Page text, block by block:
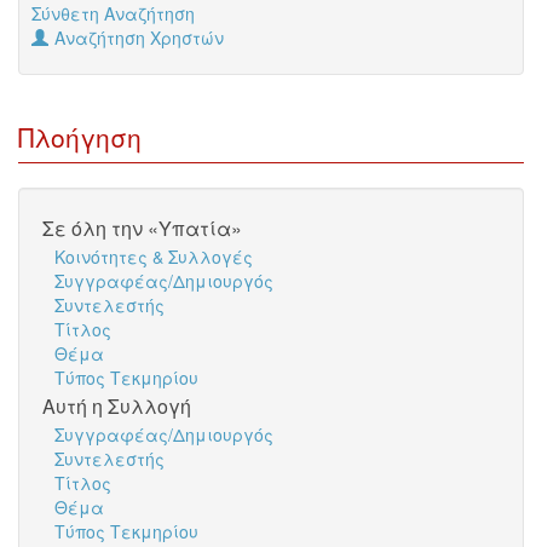
Σύνθετη Αναζήτηση
Αναζήτηση Χρηστών
Πλοήγηση
Σε όλη την «Υπατία»
Κοινότητες & Συλλογές
Συγγραφέας/Δημιουργός
Συντελεστής
Τίτλος
Θέμα
Τύπος Τεκμηρίου
Αυτή η Συλλογή
Συγγραφέας/Δημιουργός
Συντελεστής
Τίτλος
Θέμα
Τύπος Τεκμηρίου